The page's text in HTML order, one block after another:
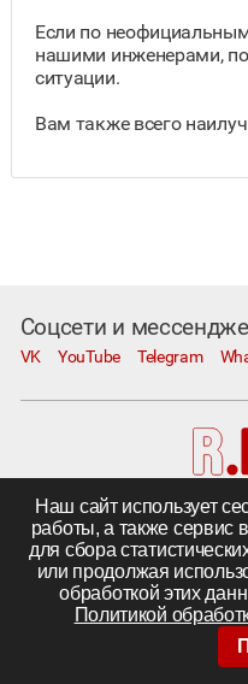
Если по
нашими инженерами,
ситуации.
Вам также всего
Соцсети и
VK YouTube Telegram
Москва,
Телефон:+7 495
Другие города|
©ООО
Наш сайт использует
работы, а также сервис
для сбора
или продолжая
обработкой этих
Политикой